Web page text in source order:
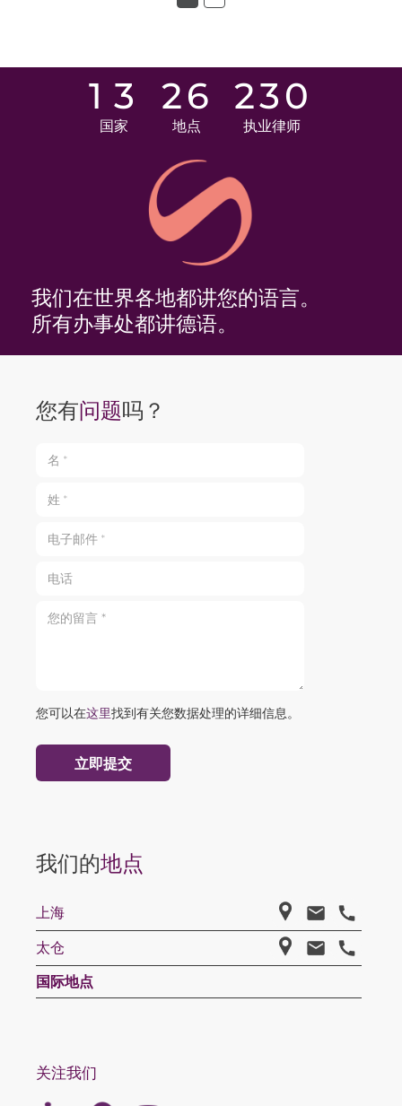
1 3
国家
26
地点
230
执业律师
我们在世界各地都讲您的语言。
所有办事处都讲德语。
您有问题吗？
电子邮件 *
电话
您的留言 *
您可以在这里找到有关您数据处理的详细信息。
我们的地点
上海
太仓
国际地点
关注我们